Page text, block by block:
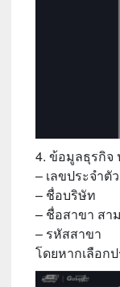
4. ข้อมูลธุรกิจ
– เลขประจำตั
– ชื่อบริษัท
– ชื่อสาขา สา
– รหัสสาขา
โดยหากเลือก